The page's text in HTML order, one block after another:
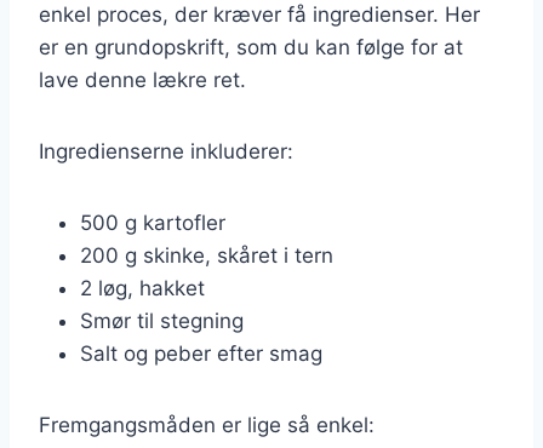
enkel proces, der kræver få ingredienser. Her
er en grundopskrift, som du kan følge for at
lave denne lækre ret.
Ingredienserne inkluderer:
500 g kartofler
200 g skinke, skåret i tern
2 løg, hakket
Smør til stegning
Salt og peber efter smag
Fremgangsmåden er lige så enkel: